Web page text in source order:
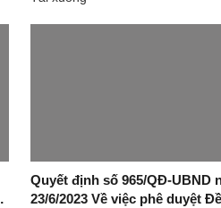
Quyết định số 965/QĐ-UBND
23/6/2023 Về việc phê duyệt